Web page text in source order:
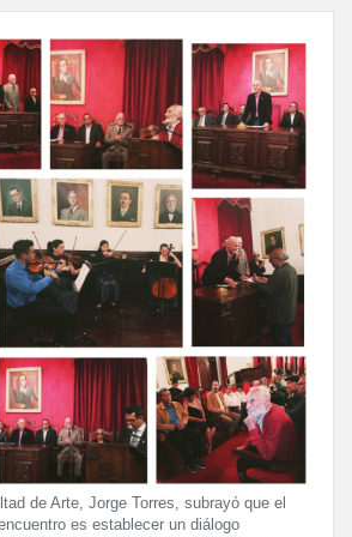
de Arte, Jorge Torres, subrayó que el
es establecer un diálogo